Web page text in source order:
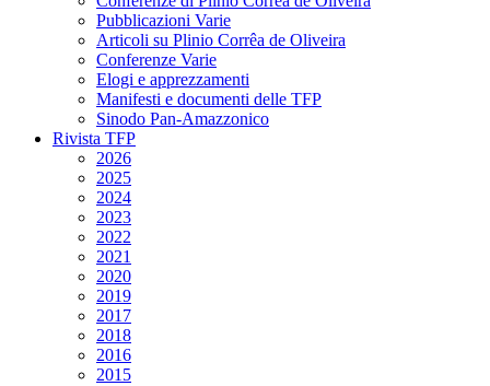
Pubblicazioni Varie
Articoli su Plinio Corrêa de Oliveira
Conferenze Varie
Elogi e apprezzamenti
Manifesti e documenti delle TFP
Sinodo Pan-Amazzonico
Rivista TFP
2026
2025
2024
2023
2022
2021
2020
2019
2017
2018
2016
2015